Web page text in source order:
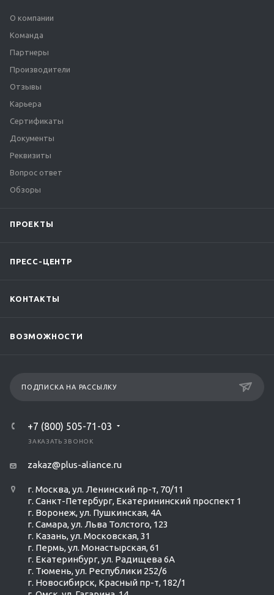
О компании
Команда
Партнеры
Производители
Отзывы
Карьера
Сертификаты
Документы
Реквизиты
Вопрос ответ
Обзоры
ПРОЕКТЫ
ПРЕСС-ЦЕНТР
КОНТАКТЫ
ВОЗМОЖНОСТИ
ПОДПИСКА НА РАССЫЛКУ
+7 (800) 505-71-03
ЗАКАЗАТЬ ЗВОНОК
zakaz@plus-aliance.ru
г. Москва, ул. Ленинский пр-т, 70/11
г. Санкт-Петербург, Екатерининский проспект 1
г. Воронеж, ул. Пушкинская, 4А
г. Самара, ул. Льва Толстого, 123
г. Казань, ул. Московская, 31
г. Пермь, ул. Монастырская, 61
г. Екатеринбург, ул. Радищева 6А
г. Тюмень, ул. Республики 252/6
г. Новосибирск, Красный пр-т, 182/1